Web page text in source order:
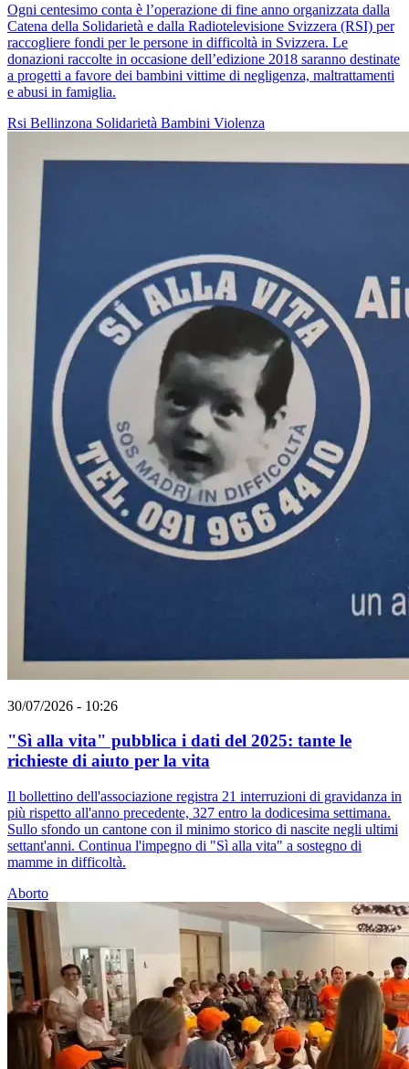
Ogni centesimo conta è l’operazione di fine anno organizzata dalla
Catena della Solidarietà e dalla Radiotelevisione Svizzera (RSI) per
raccogliere fondi per le persone in difficoltà in Svizzera. Le
donazioni raccolte in occasione dell’edizione 2018 saranno destinate
a progetti a favore dei bambini vittime di negligenza, maltrattamenti
e abusi in famiglia.
Rsi Bellinzona Solidarietà Bambini Violenza
30/07/2026 - 10:26
"Sì alla vita" pubblica i dati del 2025: tante le
richieste di aiuto per la vita
Il bollettino dell'associazione registra 21 interruzioni di gravidanza in
più rispetto all'anno precedente, 327 entro la dodicesima settimana.
Sullo sfondo un cantone con il minimo storico di nascite negli ultimi
settant'anni. Continua l'impegno di "Sì alla vita" a sostegno di
mamme in difficoltà.
Aborto